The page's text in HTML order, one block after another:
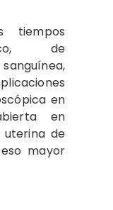
tiempos
de
en
en
uterina de
mayor